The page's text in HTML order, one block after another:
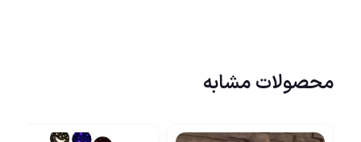
محصولات مشابه